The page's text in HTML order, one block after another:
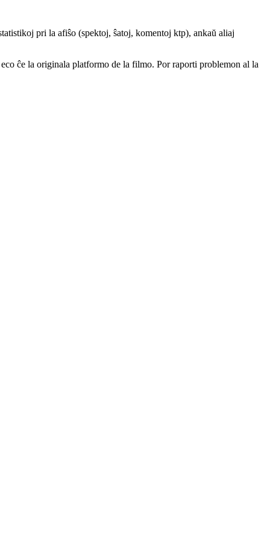
pri la afiŝo (spektoj, ŝatoj, komentoj ktp), ankaŭ aliaj
ĉe la originala platformo de la filmo. Por raporti problemon al la